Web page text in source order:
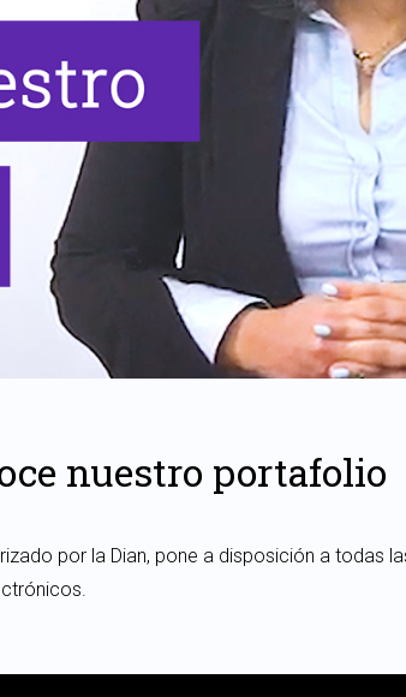
nuestro portafolio
por la Dian, pone a disposición a todas